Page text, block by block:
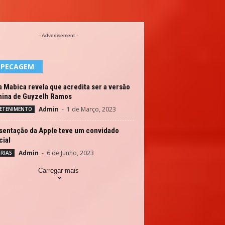
- Advertisement -
Mabica revela que acredita ser a versão
de Guyzelh Ramos
Admin - 1 de Março, 2023
da Apple teve um convidado
Admin - 6 de Junho, 2023
Carregar mais